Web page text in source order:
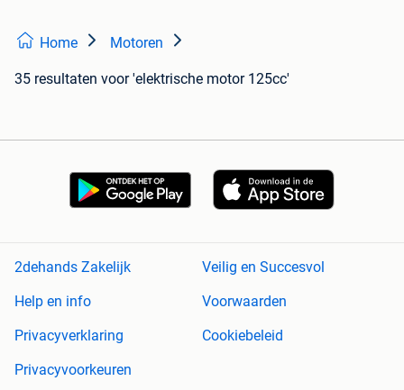
Home Motoren
35 resultaten voor 'elektrische motor 125cc'
2dehands Zakelijk
Veilig en Succesvol
Help en info
Voorwaarden
Privacyverklaring
Cookiebeleid
Privacyvoorkeuren